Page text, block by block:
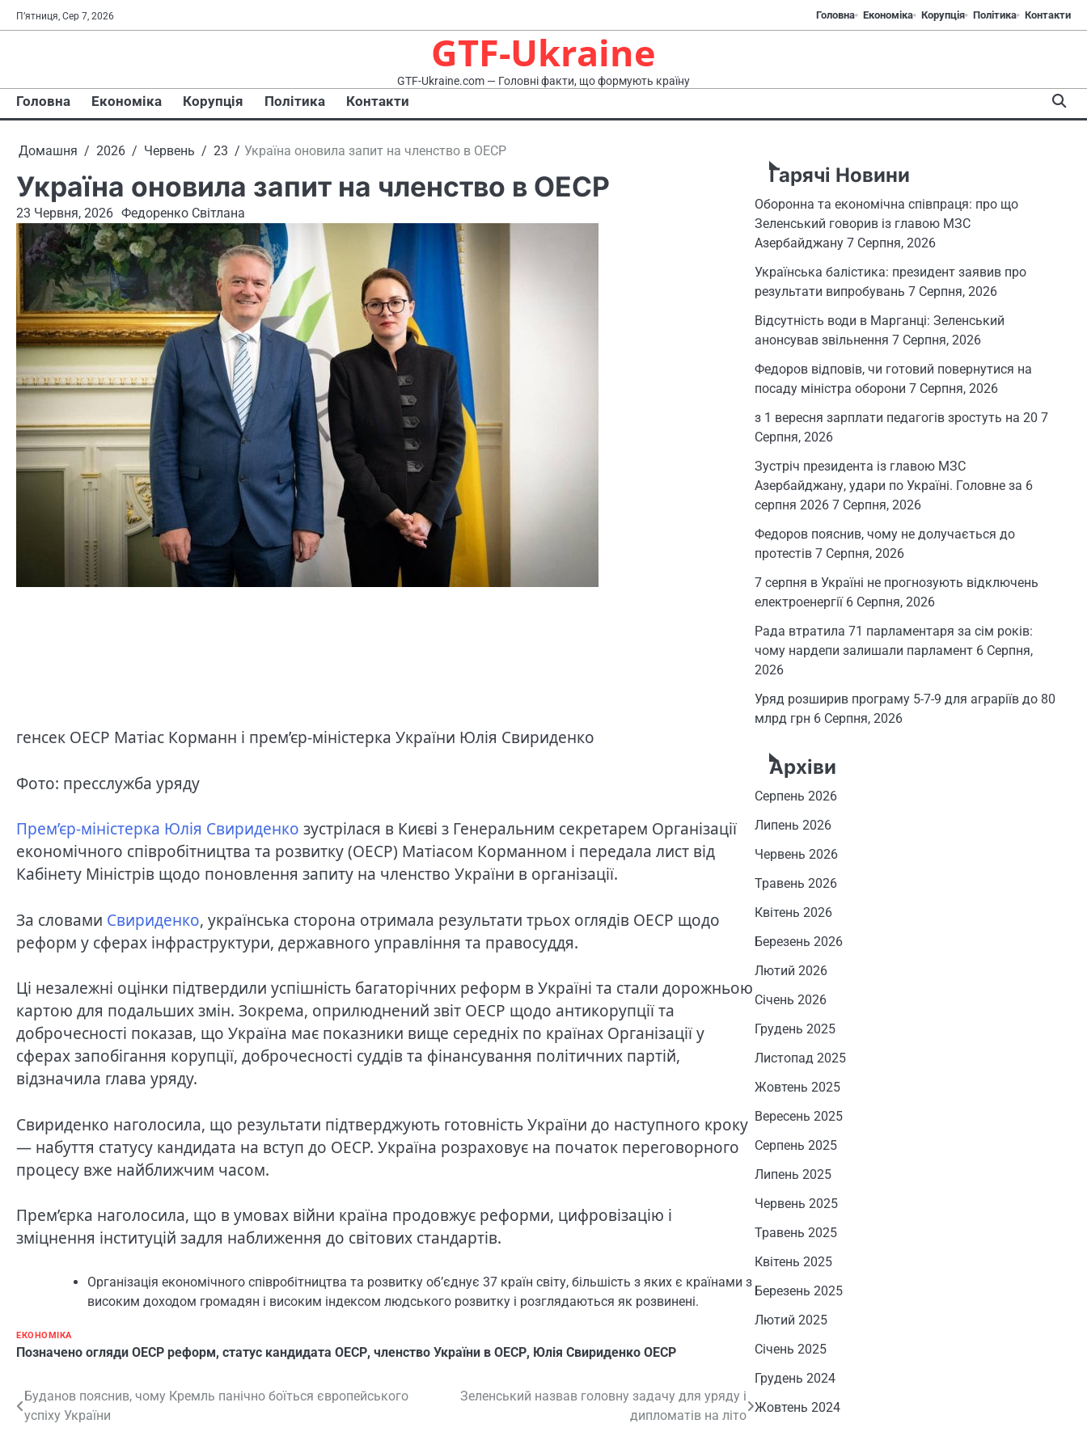
Перейти
до
П’ятниця, Сер 7, 2026 Головна Економіка Корупція Політика Контакти
GTF-Ukraine
GTF-Ukraine.com — Головні факти, що формують країну
Головна Економіка Корупція Політика Контакти
Домашня 2026 Червень 23 Україна оновила запит на членство в ОЕСР
Україна оновила запит на членство в ОЕСР
23 Червня, 2026 Федоренко Світлана
генсек ОЕСР Матіас Корманн і прем’єр-міністерка України Юлія Свириденко
Фото: пресслужба уряду
Прем’єр-міністерка Юлія Свириденко зустрілася в Києві з Генеральним секретарем Організації
економічного співробітництва та розвитку (ОЕСР) Матіасом Корманном і передала лист від
Кабінету Міністрів щодо поновлення запиту на членство України в організації.
За словами Свириденко, українська сторона отримала результати трьох оглядів ОЕСР щодо
реформ у сферах інфраструктури, державного управління та правосуддя.
Ці незалежні оцінки підтвердили успішність багаторічних реформ в Україні та стали дорожньою
картою для подальших змін. Зокрема, оприлюднений звіт ОЕСР щодо антикорупції та
доброчесності показав, що Україна має показники вище середніх по країнах Організації у
сферах запобігання корупції, доброчесності суддів та фінансування політичних партій,
відзначила глава уряду.
Свириденко наголосила, що результати підтверджують готовність України до наступного кроку
— набуття статусу кандидата на вступ до ОЕСР. Україна розраховує на початок переговорного
процесу вже найближчим часом.
Прем’єрка наголосила, що в умовах війни країна продовжує реформи, цифровізацію і
зміцнення інституцій задля наближення до світових стандартів.
Організація економічного співробітництва та розвитку об’єднує 37 країн світу, більшість з яких є країнами з
високим доходом громадян і високим індексом людського розвитку і розглядаються як розвинені.
ЕКОНОМІКА
Позначено огляди ОЕСР реформ, статус кандидата ОЕСР, членство України в ОЕСР, Юлія Свириденко ОЕСР
Навігація
записів
Буданов пояснив, чому Кремль панічно боїться європейського
успіху України
Зеленський назвав головну задачу для уряду і
дипломатів на літо
Гарячі Новини
Оборонна та економічна співпраця: про що
Зеленський говорив із главою МЗС
Азербайджану 7 Серпня, 2026
Українська балістика: президент заявив про
результати випробувань 7 Серпня, 2026
Відсутність води в Марганці: Зеленський
анонсував звільнення 7 Серпня, 2026
Федоров відповів, чи готовий повернутися на
посаду міністра оборони 7 Серпня, 2026
з 1 вересня зарплати педагогів зростуть на 20 7
Серпня, 2026
Зустріч президента із главою МЗС
Азербайджану, удари по Україні. Головне за 6
серпня 2026 7 Серпня, 2026
Федоров пояснив, чому не долучається до
протестів 7 Серпня, 2026
7 серпня в Україні не прогнозують відключень
електроенергії 6 Серпня, 2026
Рада втратила 71 парламентаря за сім років:
чому нардепи залишали парламент 6 Серпня,
2026
Уряд розширив програму 5-7-9 для аграріїв до 80
млрд грн 6 Серпня, 2026
Архіви
Серпень 2026
Липень 2026
Червень 2026
Травень 2026
Квітень 2026
Березень 2026
Лютий 2026
Січень 2026
Грудень 2025
Листопад 2025
Жовтень 2025
Вересень 2025
Серпень 2025
Липень 2025
Червень 2025
Травень 2025
Квітень 2025
Березень 2025
Лютий 2025
Січень 2025
Грудень 2024
Жовтень 2024